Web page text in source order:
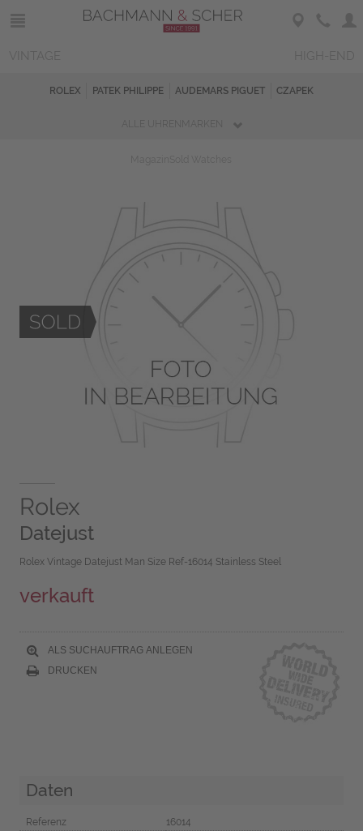
ROLEX PATEK PHILIPPE AUDEMARS PIGUET CZAPEK
Rolex
Datejust
Rolex Vintage Datejust Man Size Ref-16014 Stainless Steel
verkauft
ALS SUCHAUFTRAG ANLEGEN
DRUCKEN
Daten
Referenz
16014